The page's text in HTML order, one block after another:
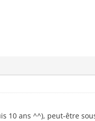
10 ans ^^), peut-être